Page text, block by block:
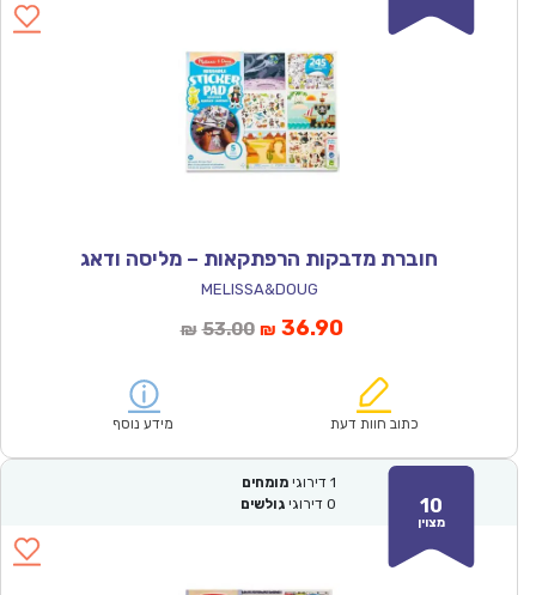
חוברת מדבקות הרפתקאות – מליסה ודאג
MELISSA&DOUG
₪ 53.00המחיר
₪53.00.
₪ 36.90המחיר
הוא:
כתוב חוות דעת מידע נוסף
10
מצוין
1 דירוגי מומחים
0 דירוגי גולשים